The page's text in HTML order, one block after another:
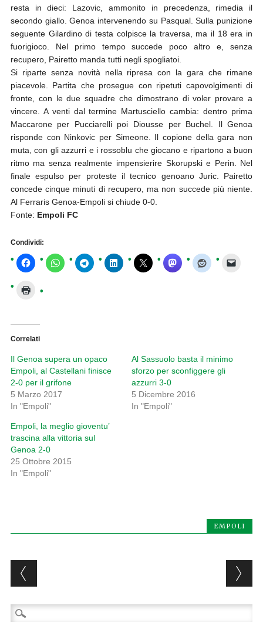
resta in dieci: Lazovic, ammonito in precedenza, rimedia il
secondo giallo. Genoa intervenendo su Pasqual. Sulla punizione
seguente Gilardino di testa colpisce la traversa, ma il 18 era in
fuorigioco. Nel primo tempo succede poco altro e, senza
recupero, Pairetto manda tutti negli spogliatoi.
Si riparte senza novità nella ripresa con la gara che rimane
piacevole. Partita che prosegue con ripetuti capovolgimenti di
fronte, con le due squadre che dimostrano di voler provare a
vincere. A venti dal termine Martusciello cambia: dentro prima
Maccarone per Pucciarelli poi Diousse per Buchel. Il Genoa
risponde con Ninkovic per Simeone. Il copione della gara non
muta, con gli azzurri e i rossoblu che giocano e ripartono a buon
ritmo ma senza realmente impensierire Skorupski e Perin. Nel
finale espulso per proteste il tecnico genoano Juric. Pairetto
concede cinque minuti di recupero, ma non succede più niente.
Al Ferraris Genoa-Empoli si chiude 0-0.
Fonte: Empoli FC
Condividi:
Correlati
Il Genoa supera un opaco
Empoli, al Castellani finisce
2-0 per il grifone
5 Marzo 2017
In "Empoli"
Al Sassuolo basta il minimo
sforzo per sconfiggere gli
azzurri 3-0
5 Dicembre 2016
In "Empoli"
Empoli, la meglio gioventu’
trascina alla vittoria sul
Genoa 2-0
25 Ottobre 2015
In "Empoli"
EMPOLI
Post navigation
Ricerca
per: